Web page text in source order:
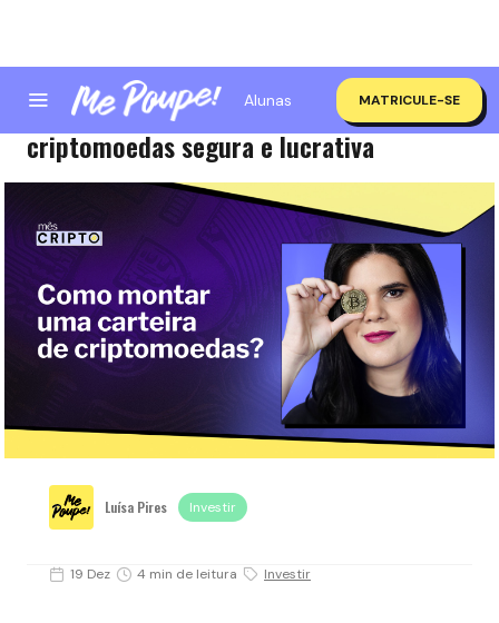
Alunas MATRICULE-SE
Como montar uma carteira de
criptomoedas segura e lucrativa
Luísa Pires Investir
19 Dez 4 min de leitura Investir